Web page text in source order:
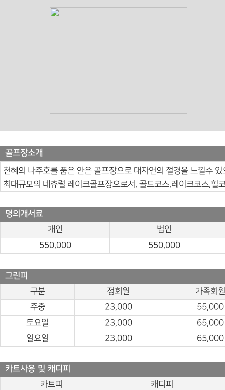
골프장소개
천혜의 나주호를 품은 안은 골프장으로 대자연의 절경을 느낄수
최대규모의 네츄럴 레이크골프장으로서, 골드코스,레이크코스,힐
명의개서료
개인
법인
550,000
550,000
그린피
구분
정회원
가족회원
주중
23,000
55,000
토요일
23,000
65,000
일요일
23,000 65,000
카트사용 및 캐디피
카트피
캐디피